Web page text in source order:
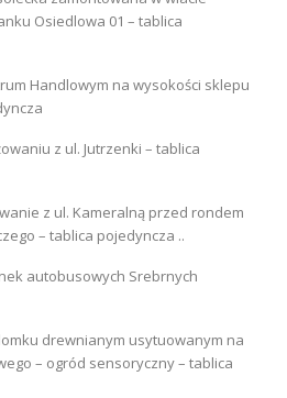
Osiedlowa 01 – tablica
Handlowym na wysokości sklepu
z ul. Jutrzenki – tablica
z ul. Kameralną przed rondem
– tablica pojedyncza ..
autobusowych Srebrnych
drewnianym usytuowanym na
– ogród sensoryczny – tablica